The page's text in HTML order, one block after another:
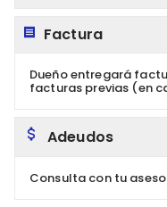
Factura
Dueño entregará
facturas previas (en
Adeudos
Consulta con tu